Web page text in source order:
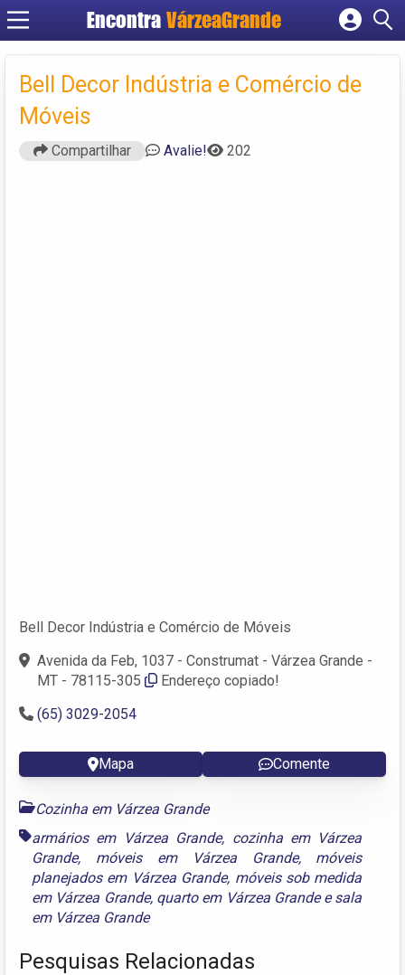
Encontra VárzeaGrande
Cadastrar empresa
Criar conta
Bell Decor Indústria e Comércio de
Móveis
Compartilhar Avalie! 202
Bell Decor Indústria e Comércio de Móveis
Avenida da Feb, 1037 - Construmat - Várzea Grande -
MT - 78115-305
Endereço copiado!
(65) 3029-2054
Mapa Comente
Cozinha em Várzea Grande
armários em Várzea Grande, cozinha em Várzea
Grande, móveis em Várzea Grande, móveis
planejados em Várzea Grande, móveis sob medida
em Várzea Grande, quarto em Várzea Grandeesala
em Várzea Grande
Pesquisas Relacionadas